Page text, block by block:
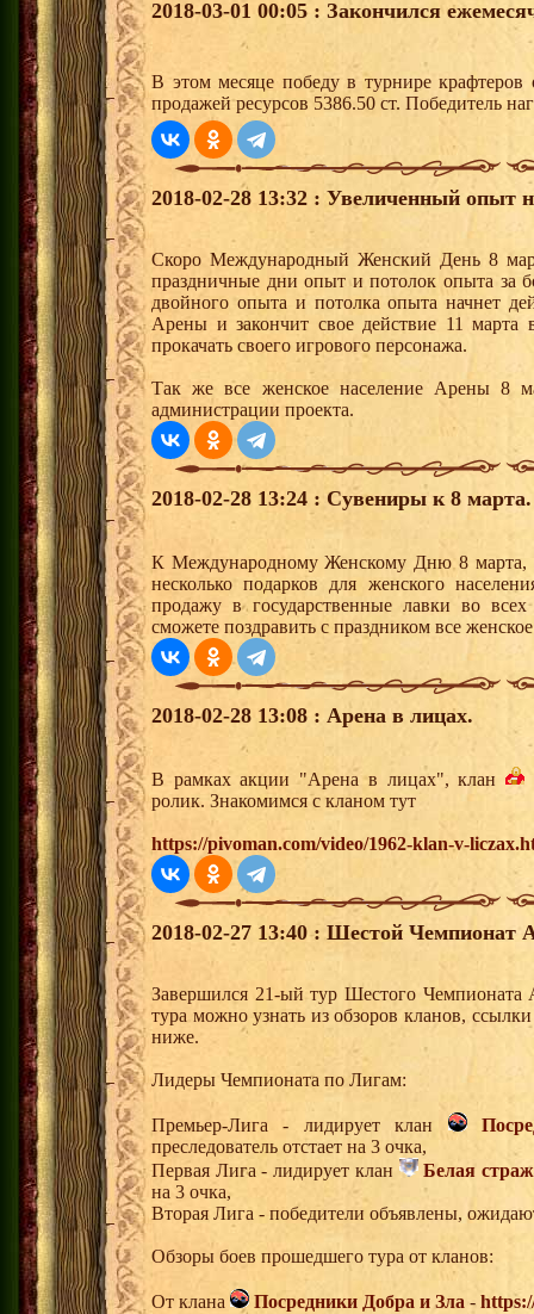
2018-03-01 00:05 : Закончился
В этом месяце победу в турнире
продажей ресурсов 5386.50 ст. Победитель
2018-02-28 13:32 : Увеличенный опыт
Скоро Международный Женский День 8
праздничные дни опыт и потолок опыта за
двойного опыта и потолка опыта начнет
Арены и закончит свое действие 11 марта
прокачать своего игрового персонажа.
Так же все женское население Арены 8
администрации проекта.
2018-02-28 13:24 : Сувениры к 8 марта.
К Международному Женскому Дню 8 марта,
несколько подарков для женского
продажу в государственные лавки во
сможете поздравить с праздником все
2018-02-28 13:08 : Арена в лицах.
В рамках акции "Арена в лицах", клан
ролик. Знакомимся с кланом тут
https://pivoman.com/video/1962-klan-v-
2018-02-27 13:40 : Шестой Чемпионат
Завершился 21-ый тур Шестого
тура можно узнать из обзоров кланов,
ниже.
Лидеры Чемпионата по Лигам:
Премьер-Лига - лидирует клан
преследователь отстает на 3 очка,
Первая Лига - лидирует клан
Белая
на 3 очка,
Вторая Лига - победители объявлены,
Обзоры боев прошедшего тура от кланов:
От клана Посредники Добра и Зла -